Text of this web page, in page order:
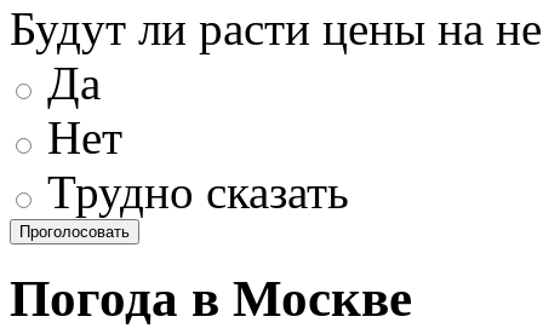
Будут ли расти цены на
Да
Нет
Трудно сказать
Погода в Москве